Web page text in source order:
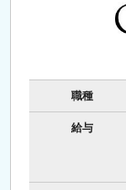
職種
給与